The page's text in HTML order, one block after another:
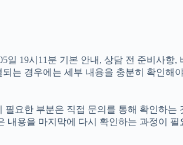
19시11분 기본 안내, 상담 전 준비사항,
는 경우에는 세부 내용을 충분히 확인해
요한 부분은 직접 문의를 통해 확인하는
내용을 마지막에 다시 확인하는 과정이 필